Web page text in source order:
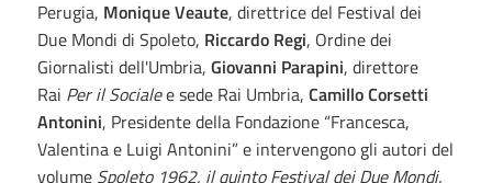
Perugia, Monique Veaute, direttrice del Festival dei
Due Mondi di Spoleto, Riccardo Regi, Ordine dei
Giornalisti dell'Umbria, Giovanni Parapini, direttore
Rai Per il Socialee sede Rai Umbria, Camillo Corsetti
Antonini, Presidente della Fondazione “Francesca,
Valentina e Luigi Antonini” e intervengono gli autori del
volume Spoleto 1962, il quinto Festival dei Due Mondi.